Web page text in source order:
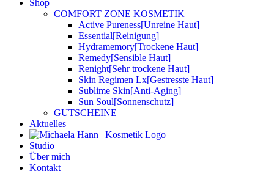
Shop
COMFORT ZONE KOSMETIK
Active Pureness[Unreine Haut]
Essential[Reinigung]
Hydramemory[Trockene Haut]
Remedy[Sensible Haut]
Renight[Sehr trockene Haut]
Skin Regimen Lx[Gestresste Haut]
Sublime Skin[Anti-Aging]
Sun Soul[Sonnenschutz]
GUTSCHEINE
Aktuelles
Studio
Über mich
Kontakt